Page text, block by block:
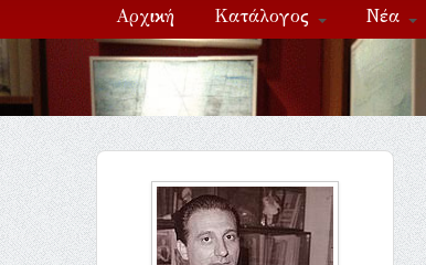
Αρχική Κατάλογος Νέα
Επικοινωνία